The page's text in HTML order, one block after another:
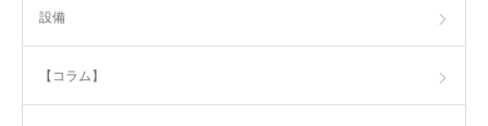
設備
【コラム】